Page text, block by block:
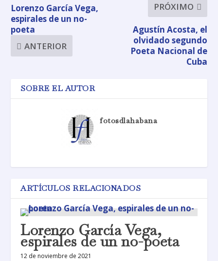
Lorenzo García Vega,
espirales de un no-
poeta
ANTERIOR
PRÓXIMO
Agustín Acosta, el
olvidado segundo
Poeta Nacional de
Cuba
SOBRE EL AUTOR
fotosdlahabana
ARTÍCULOS RELACIONADOS
Lorenzo García Vega,
espirales de un no-poeta
12 de noviembre de 2021